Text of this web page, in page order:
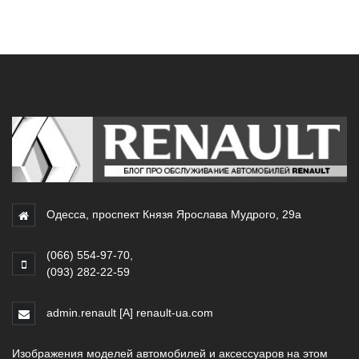
Одесса, проспект Князя Ярослава Мудрого, 29а
(066) 554-97-70
(093) 282-22-59
admin.renault [A] renault-ua.com
Изображения моделей автомобилей и аксессуаров на этом